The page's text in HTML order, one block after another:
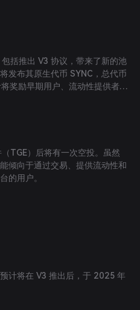
括推出 V3 协议，带来了新的池
发布其原生代币 SYNC，总代币
奖励早期用户、流动性提供者和
TGE）后将有一次空投。虽然
倾向于通过交易、提供流动性和
的用户。
计将在 V3 推出后，于 2025 年